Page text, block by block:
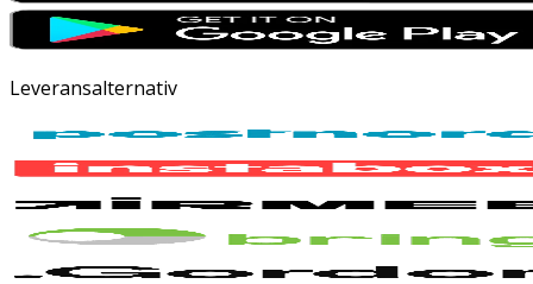
Leveransalternativ